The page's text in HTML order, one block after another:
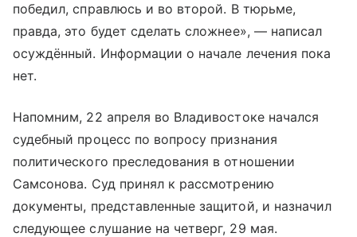
победил, справлюсь и во второй. В тюрьме,
правда, это будет сделать сложнее», — написал
осуждённый. Информации о начале лечения пока
нет.
Напомним, 22 апреля во Владивостоке начался
судебный процесс по вопросу признания
политического преследования в отношении
Самсонова. Суд принял к рассмотрению
документы, представленные защитой, и назначил
следующее слушание на четверг, 29 мая.